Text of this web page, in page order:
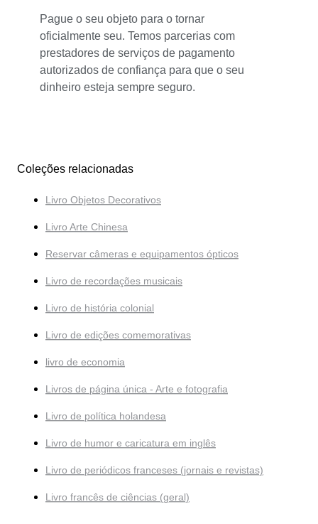
Pague o seu objeto para o tornar
oficialmente seu. Temos parcerias com
prestadores de serviços de pagamento
autorizados de confiança para que o seu
dinheiro esteja sempre seguro.
Coleções relacionadas
Livro Objetos Decorativos
Livro Arte Chinesa
Reservar câmeras e equipamentos ópticos
Livro de recordações musicais
Livro de história colonial
Livro de edições comemorativas
livro de economia
Livros de página única - Arte e fotografia
Livro de política holandesa
Livro de humor e caricatura em inglês
Livro de periódicos franceses (jornais e revistas)
Livro francês de ciências (geral)